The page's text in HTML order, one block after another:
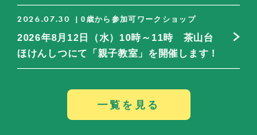
2026.07.30 |0歳から参加可 ワークショップ
2026年8月12日（水）10時～11時 茶山台
ほけんしつにて「親子教室」を開催します！
一覧を見る